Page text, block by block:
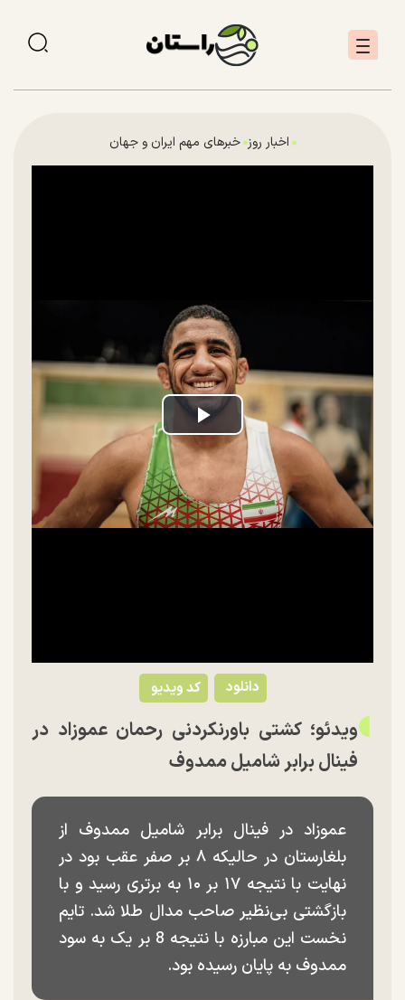
اخبار روز خبرهای مهم ایران و جهان
Play
Video
کد ویدیو دانلود
ویدئو؛ کشتی باورنکردنی رحمان عموزاد در
فینال برابر شامیل ممدوف
عموزاد در فینال برابر شامیل ممدوف از
بلغارستان در حالیکه ۸ بر صفر عقب بود در
نهایت با نتیجه ۱۷ بر ۱۰ به برتری رسید و با
بازگشتی بی‌نظیر صاحب مدال طلا شد. تایم
نخست این مبارزه با نتیجه 8 بر یک به سود
ممدوف به پایان رسیده بود.